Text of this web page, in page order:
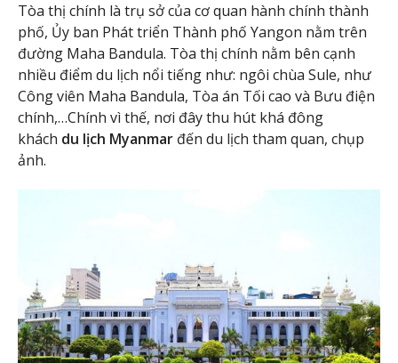
Tòa thị chính là trụ sở của cơ quan hành chính thành
phố, Ủy ban Phát triển Thành phố Yangon nằm trên
đường Maha Bandula. Tòa thị chính nằm bên cạnh
nhiều điểm du lịch nổi tiếng như: ngôi chùa Sule, như
Công viên Maha Bandula, Tòa án Tối cao và Bưu điện
chính,…Chính vì thế, nơi đây thu hút khá đông
khách du lịch Myanmar đến du lịch tham quan, chụp
ảnh.